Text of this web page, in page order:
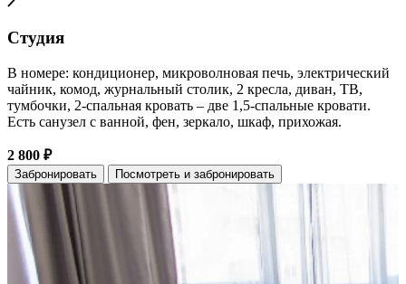
Студия
В номере: кондиционер, микроволновая печь, электрический
чайник, комод, журнальный столик, 2 кресла, диван, ТВ,
тумбочки, 2-спальная кровать – две 1,5-спальные кровати.
Есть санузел с ванной, фен, зеркало, шкаф, прихожая.
2 800 ₽
Забронировать Посмотреть и забронировать